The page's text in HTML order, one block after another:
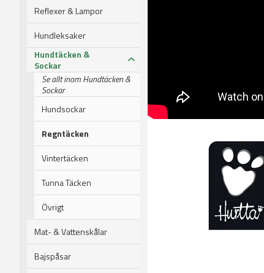
Reflexer & Lampor
Hundleksaker
Hundtäcken &
Sockar
Se allt inom Hundtäcken &
Sockar
Hundsockar
Regntäcken
Vintertäcken
Tunna Täcken
Övrigt
Mat- & Vattenskålar
Bajspåsar